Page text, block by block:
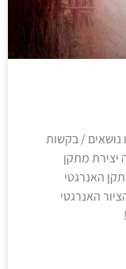
נושאים / בקשות
יצירת מתקן
האנרגטי
האנרגטי